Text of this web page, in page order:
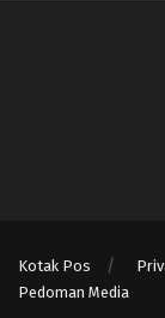
Kotak Pos
Pedoman Media